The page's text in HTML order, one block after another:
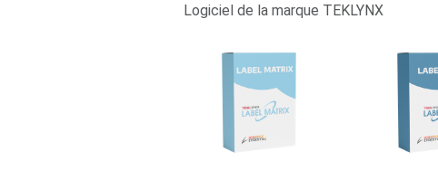
Logiciel de la marque TEKLYNX